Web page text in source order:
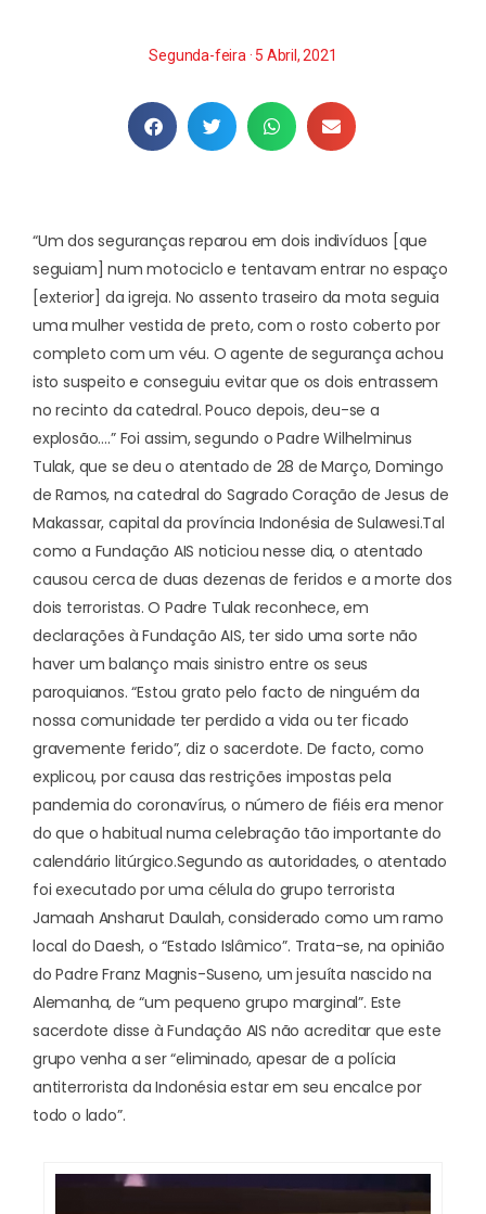
Segunda-feira · 5 Abril, 2021
“Um dos seguranças reparou em dois indivíduos [que
seguiam] num motociclo e tentavam entrar no espaço
[exterior] da igreja. No assento traseiro da mota seguia
uma mulher vestida de preto, com o rosto coberto por
completo com um véu. O agente de segurança achou
isto suspeito e conseguiu evitar que os dois entrassem
no recinto da catedral. Pouco depois, deu-se a
explosão….” Foi assim, segundo o Padre Wilhelminus
Tulak, que se deu o atentado de 28 de Março, Domingo
de Ramos, na catedral do Sagrado Coração de Jesus de
Makassar, capital da província Indonésia de Sulawesi.Tal
como a Fundação AIS noticiou nesse dia, o atentado
causou cerca de duas dezenas de feridos e a morte dos
dois terroristas. O Padre Tulak reconhece, em
declarações à Fundação AIS, ter sido uma sorte não
haver um balanço mais sinistro entre os seus
paroquianos. “Estou grato pelo facto de ninguém da
nossa comunidade ter perdido a vida ou ter ficado
gravemente ferido”, diz o sacerdote. De facto, como
explicou, por causa das restrições impostas pela
pandemia do coronavírus, o número de fiéis era menor
do que o habitual numa celebração tão importante do
calendário litúrgico.Segundo as autoridades, o atentado
foi executado por uma célula do grupo terrorista
Jamaah Ansharut Daulah, considerado como um ramo
local do Daesh, o “Estado Islâmico”. Trata-se, na opinião
do Padre Franz Magnis-Suseno, um jesuíta nascido na
Alemanha, de “um pequeno grupo marginal”. Este
sacerdote disse à Fundação AIS não acreditar que este
grupo venha a ser “eliminado, apesar de a polícia
antiterrorista da Indonésia estar em seu encalce por
todo o lado”.